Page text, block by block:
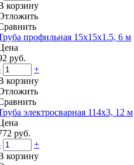
корзину
профильная 15x15x1.5, 6 м
руб.
+
корзину
электросварная 114x3, 12 м
руб.
+
корзину